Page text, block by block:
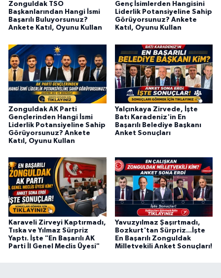
Zonguldak TSO
Başkanlarından Hangi İsmi
Başarılı Buluyorsunuz?
Ankete Katıl, Oyunu Kullan
Genç İsimlerden Hangisini
Liderlik Potansiyeline Sahip
Görüyorsunuz? Ankete
Katıl, Oyunu Kullan
Zonguldak AK Parti
Gençlerinden Hangi İsmi
Liderlik Potansiyeline Sahip
Görüyorsunuz? Ankete
Katıl, Oyunu Kullan
Yalçınkaya Zirvede, İşte
Batı Karadeniz'in En
Başarılı Belediye Başkanı
Anket Sonuçları
Karaveli Zirveyi Kaptırmadı,
Tıska ve Yılmaz Sürpriz
Yaptı. İşte "En Başarılı AK
Parti İl Genel Meclis Üyesi"
Yavuzyılmaz Şaşırtmadı,
Bozkurt'tan Sürpriz...İşte
En Başarılı Zonguldak
Milletvekili Anket Sonuçları!